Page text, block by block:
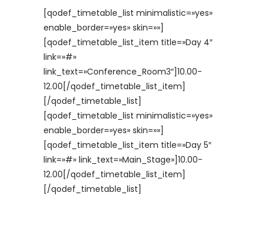
[qodef_timetable_list minimalistic=»yes»
enable_border=»yes» skin=»»]
[qodef_timetable_list_item title=»Day 4″
link=»#»
link_text=»Conference_Room3″]10.00-
12.00[/qodef_timetable_list_item]
[/qodef_timetable_list]
[qodef_timetable_list minimalistic=»yes»
enable_border=»yes» skin=»»]
[qodef_timetable_list_item title=»Day 5″
link=»#» link_text=»Main_Stage»]10.00-
12.00[/qodef_timetable_list_item]
[/qodef_timetable_list]